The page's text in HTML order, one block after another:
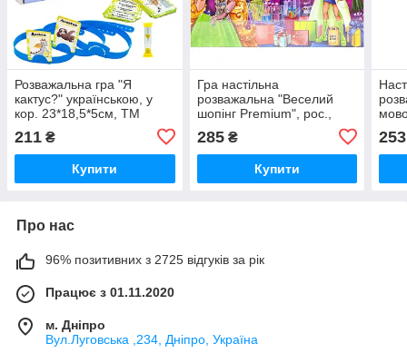
Розважальна гра "Я
кактус?" українською, у
кор. 23*18,5*5см, ТМ
211 ₴
Купити
Гра настільна
розважальна "Веселий
шопінг Premium", рос.,
285₴
Купити
253
Про нас
96% позитивних з 2725 відгуків за рік
Працює з 01.11.2020
м. Дніпро
Вул.Луговська ,234, Дніпро, Україна